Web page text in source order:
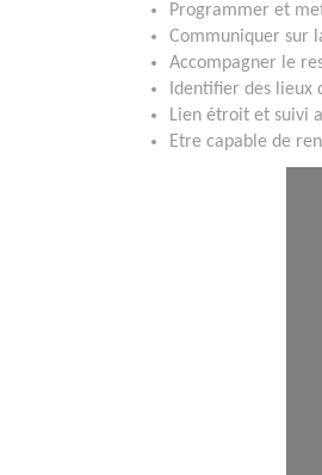
Programmer et
Communiquer sur
Accompagner le
Identifier des lieux
Lien étroit et suivi
Etre capable de